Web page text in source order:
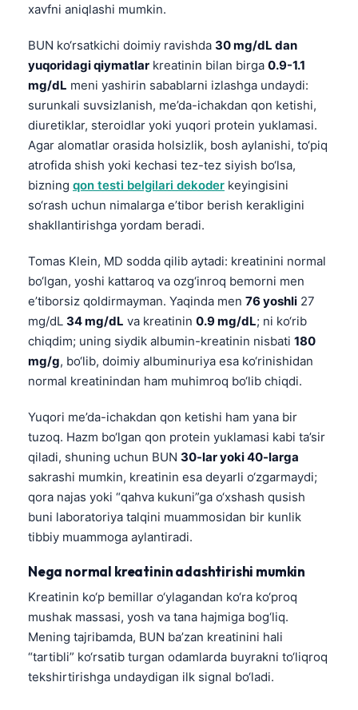
xavfni aniqlashi mumkin.
BUN ko‘rsatkichi doimiy ravishda 30 mg/dL dan
yuqoridagi qiymatlar kreatinin bilan birga 0.9-1.1
mg/dL meni yashirin sabablarni izlashga undaydi:
surunkali suvsizlanish, me’da-ichakdan qon ketishi,
diuretiklar, steroidlar yoki yuqori protein yuklamasi.
Agar alomatlar orasida holsizlik, bosh aylanishi, to‘piq
atrofida shish yoki kechasi tez-tez siyish bo‘lsa,
bizning qon testi belgilari dekoder keyingisini
so‘rash uchun nimalarga e’tibor berish kerakligini
shakllantirishga yordam beradi.
Tomas Klein, MD sodda qilib aytadi: kreatinini normal
bo‘lgan, yoshi kattaroq va ozg‘inroq bemorni men
e’tiborsiz qoldirmayman. Yaqinda men 76 yoshli 27
mg/dL 34 mg/dL va kreatinin 0.9 mg/dL; ni ko‘rib
chiqdim; uning siydik albumin-kreatinin nisbati 180
mg/g, bo‘lib, doimiy albuminuriya esa ko‘rinishidan
normal kreatinindan ham muhimroq bo‘lib chiqdi.
Yuqori me’da-ichakdan qon ketishi ham yana bir
tuzoq. Hazm bo‘lgan qon protein yuklamasi kabi ta’sir
qiladi, shuning uchun BUN 30-lar yoki 40-larga
sakrashi mumkin, kreatinin esa deyarli o‘zgarmaydi;
qora najas yoki “qahva kukuni”ga o‘xshash qusish
buni laboratoriya talqini muammosidan bir kunlik
tibbiy muammoga aylantiradi.
Nega normal kreatinin adashtirishi mumkin
Kreatinin ko‘p bemillar o‘ylagandan ko‘ra ko‘proq
mushak massasi, yosh va tana hajmiga bog‘liq.
Mening tajribamda, BUN ba’zan kreatinini hali
“tartibli” ko‘rsatib turgan odamlarda buyrakni to‘liqroq
tekshirtirishga undaydigan ilk signal bo‘ladi.